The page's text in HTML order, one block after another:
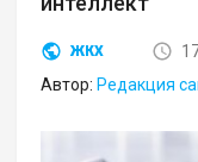
ЖКХ
Автор: Редакция